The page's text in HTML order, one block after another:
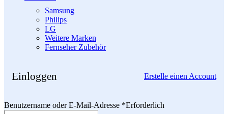
Samsung
Philips
LG
Weitere Marken
Fernseher Zubehör
Einloggen Erstelle einen Account
Benutzername oder E-Mail-Adresse *Erforderlich